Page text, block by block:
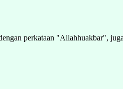
perkataan "Allahhuakbar",